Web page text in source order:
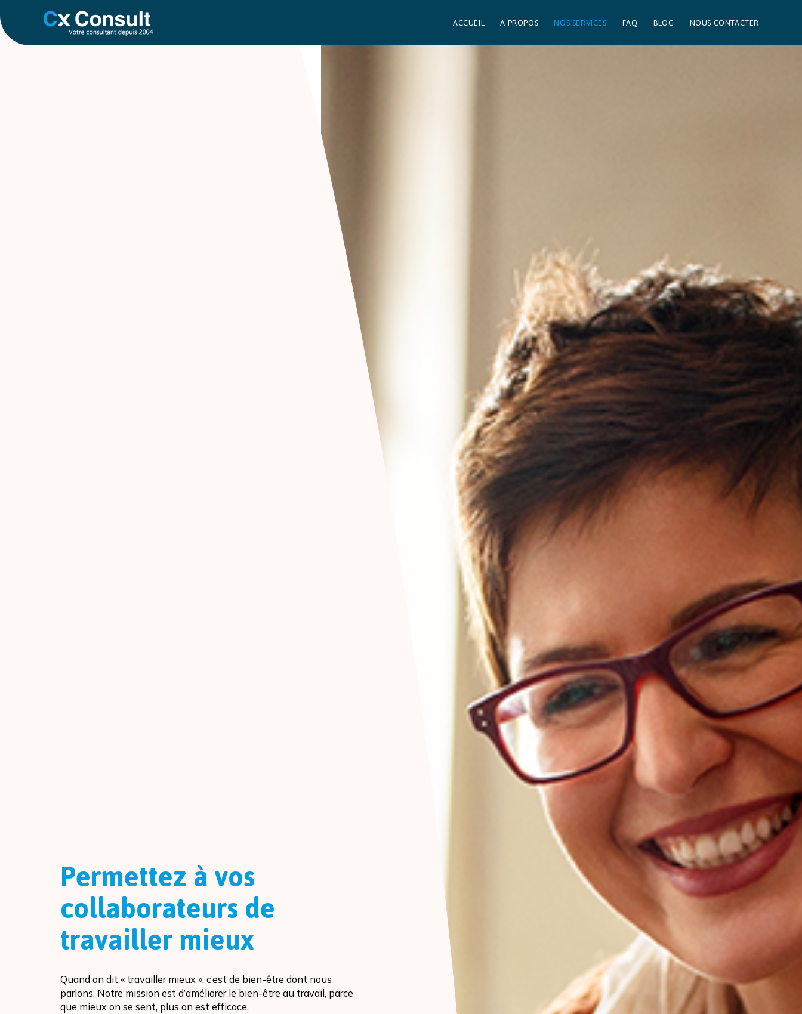
ACCUEIL A PROPOS NOS SERVICES FAQ BLOG NOUS CONTACTER
Permettez à vos
collaborateurs de
travailler mieux
Quand on dit « travailler mieux », c’est de bien-être dont nous
parlons. Notre mission est d’améliorer le bien-être au travail, parce
que mieux on se sent, plus on est efficace.